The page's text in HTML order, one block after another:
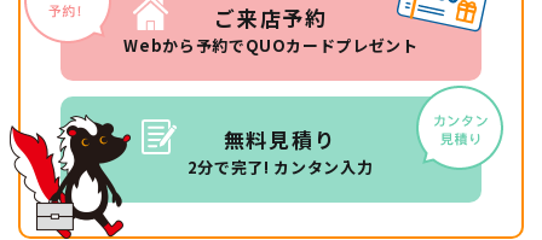
ご来店予約
Webから予約でQUOカードプレゼント
無料見積り
2分で完了! カンタン入力